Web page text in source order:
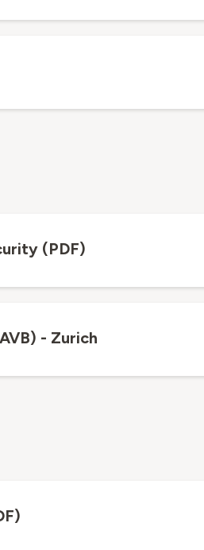
(PDF)
- Zurich